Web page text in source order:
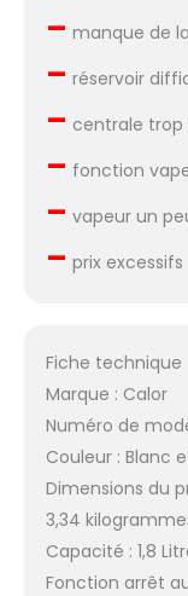
– manque de
– réservoir
– centrale trop
– fonction
– vapeur un
– prix excessifs
Fiche technique
Marque : Calor
Numéro de
Couleur : Blanc
Dimensions du
3,34
Capacité : 1,8
Fonction arrêt